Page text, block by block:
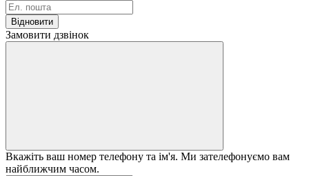
Відновити
Замовити дзвінок
Вкажіть ваш номер телефону та ім'я. Ми зателефонуємо вам
найближчим часом.